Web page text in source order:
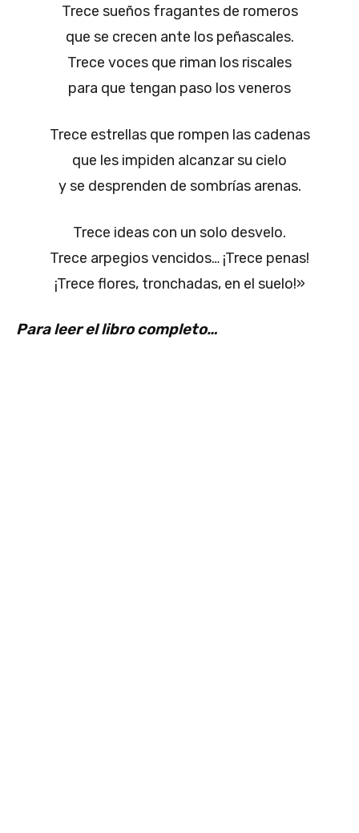
Trece sueños fragantes de romeros
que se crecen ante los peñascales.
Trece voces que riman los riscales
para que tengan paso los veneros
Trece estrellas que rompen las cadenas
que les impiden alcanzar su cielo
y se desprenden de sombrías arenas.
Trece ideas con un solo desvelo.
Trece arpegios vencidos… ¡Trece penas!
¡Trece flores, tronchadas, en el suelo!»
Para leer el libro completo…